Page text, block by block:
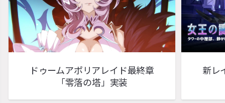
ドゥームアポリアレイド最終章
「零落の塔」実装
新レ